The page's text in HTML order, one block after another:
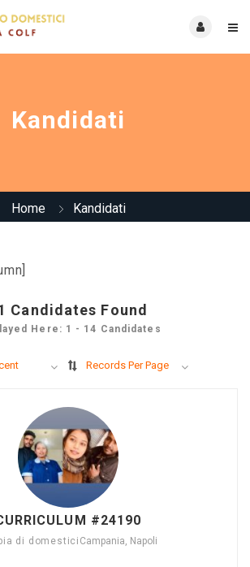
Kandidati
Home Kandidati
Candidates Found
Here: 1 - 14 Candidates
Records Per Page
#24190
di domestici Campania, Napoli
plugin: wplink